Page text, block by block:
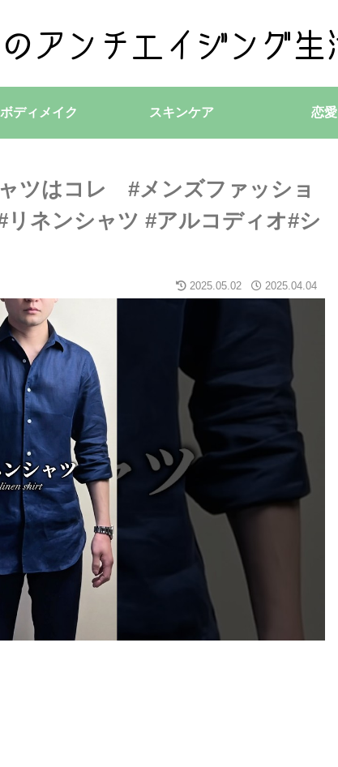
ボディメイク スキンケア 恋愛
ツはコレ #メンズファッショ
ネンシャツ #アルコディオ#シ
2025.05.02 2025.04.04